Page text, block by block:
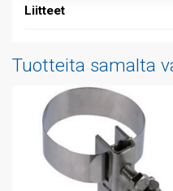
Liitteet
Tuotteita samalta